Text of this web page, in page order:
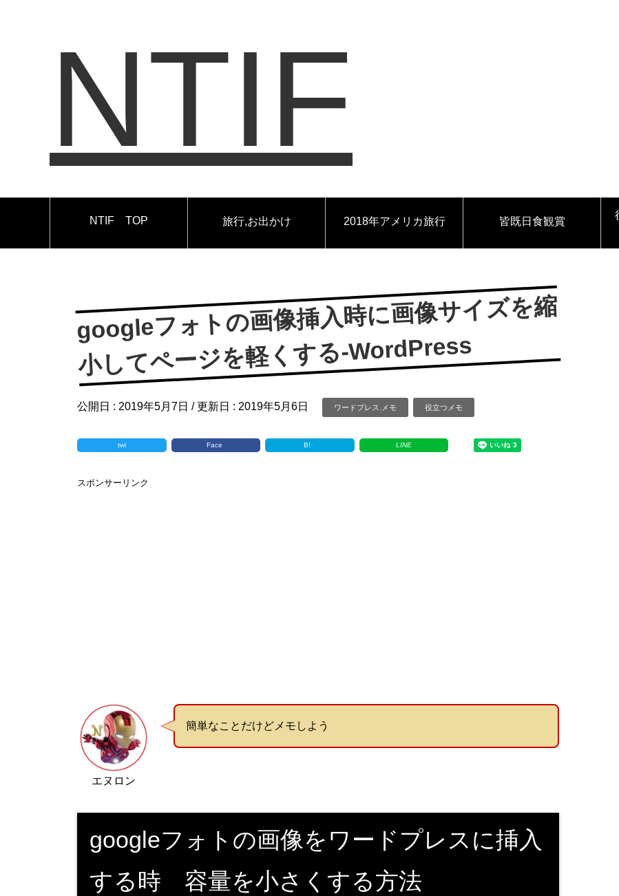
NTIF
NTIF TOP 旅行,お出かけ 2018年アメリカ旅行 皆既日食観賞
googleフォトの画像挿入時に画像サイズを縮
小してページを軽くする-WordPress
公開日 : 2019年5月7日 / 更新日 : 2019年5月6日 ワードプレス.メモ 役立つメモ
twi Face B! LINE
スポンサーリンク
エヌロン
簡単なことだけどメモしよう
googleフォトの画像をワードプレスに挿入
する時 容量を小さくする方法